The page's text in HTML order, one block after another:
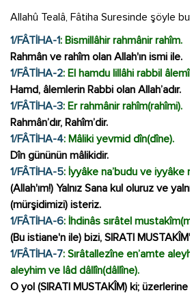
Allahû Tealâ, Fâtiha Suresinde şöyle
1/FÂTİHA-1: Bismillâhir rahmânir rahîm.
Rahmân ve rahîm olan Allah'ın ismi ile.
1/FÂTİHA-2: El hamdu lillâhi rabbil
Hamd, âlemlerin Rabbi olan Allah’adır.
1/FÂTİHA-3: Er rahmânir rahîm(rahîmi).
Rahmân’dır, Rahîm’dir.
1/FÂTİHA-4: Mâliki yevmid dîn(dîne).
Dîn gününün mâlikidir.
1/FÂTİHA-5: İyyâke na’budu ve iyyâke
(Allah'ım!) Yalnız Sana kul oluruz ve
(mürşidimizi) isteriz.
1/FÂTİHA-6: İhdinâs sırâtel
(Bu istiane'n ile) bizi, SIRATI
1/FÂTİHA-7: Sırâtallezîne en’amte
aleyhim ve lâd dâllîn(dâllîne).
O yol (SIRATI MUSTAKÎM) ki;